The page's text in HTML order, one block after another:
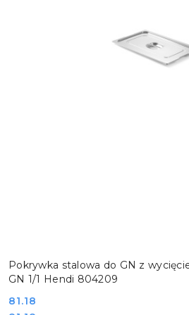
Pokrywka stalowa do GN z
GN 1/1 Hendi 804209
Cena:
81.18